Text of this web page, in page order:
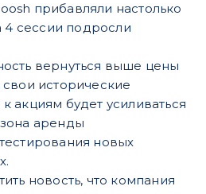
прибавляли настолько
4 сессии подросли
вернуться выше цены
исторические
акциям будет усиливаться
аренды
новых
новость, что компания